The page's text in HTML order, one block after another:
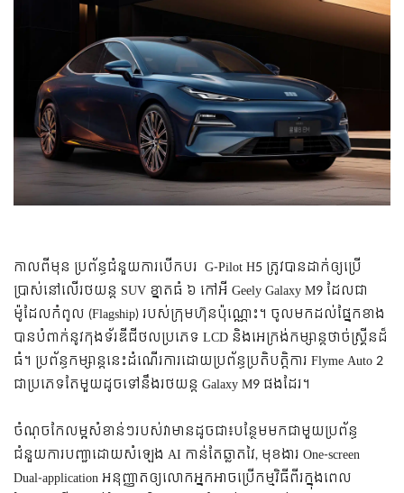
កាលពីមុន ប្រព័ន្ធជំនួយការបើកបរ G-Pilot H5 ត្រូវបានដាក់ឲ្យប្រើ
ប្រាស់នៅលើរថយន្ត SUV ខ្នាតធំ ៦ កៅអី Geely Galaxy M9 ដែលជា
ម៉ូដែលកំពូល (Flagship) របស់ក្រុមហ៊ុនប៉ុណ្ណោះ។ ចូលមកដល់ផ្នែកខាង
បានបំពាក់នូវកុងទ័រឌីជីថលប្រភេទ LCD និងអេក្រង់កម្សាន្តថាច់ស្គ្រីនដ៏
ធំ។ ប្រព័ន្ធកម្សាន្តនេះដំណើរការដោយប្រព័ន្ធប្រតិបត្តិការ Flyme Auto 2
ជាប្រភេទតែមួយដូចទៅនឹងរថយន្ត Galaxy M9 ផងដែរ។
ចំណុចកែលម្អសំខាន់ៗរបស់វាមានដូចជា៖បន្ថែមមកជាមួយប្រព័ន្ធ
ជំនួយការបញ្ជាដោយសំឡេង AI កាន់តែឆ្លាតវៃ, មុខងារ One-screen
Dual-application អនុញ្ញាតឲ្យលោកអ្នកអាចប្រើកម្មវិធីពីរក្នុងពេល